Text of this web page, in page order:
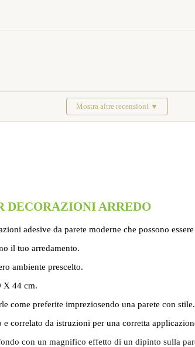
Mostra altre recensioni ▼
DECORAZIONI ARREDO
adesive da parete moderne che possono
il tuo arredamento.
ambiente prescelto.
X 44 cm.
come preferite impreziosendo una parete con stile.
correlato da istruzioni per una corretta
con un magnifico effetto di un dipinto sulla